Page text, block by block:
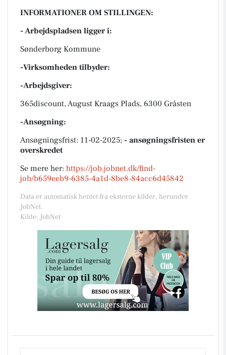
INFORMATIONER OM STILLINGEN:
- Arbejdspladsen ligger i:
Sønderborg Kommune
-Virksomheden tilbyder:
-Arbejdsgiver:
365discount, August Kraags Plads, 6300 Gråsten
-Ansøgning:
Ansøgningsfrist: 11-02-2025; - ansøgningsfristen er
overskredet
Se mere her: https://job.jobnet.dk/find-
job/b659eeb9-6385-4a1d-8be8-84acc6d45842
Data er automatisk hentet fra eksterne kilder, herunder
JobNet.
Kilde: JobNet